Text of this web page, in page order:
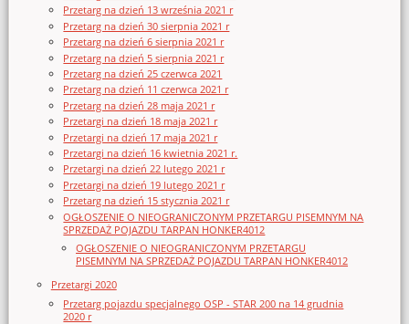
Przetarg na dzień 13 września 2021 r
Przetarg na dzień 30 sierpnia 2021 r
Przetarg na dzień 6 sierpnia 2021 r
Przetarg na dzień 5 sierpnia 2021 r
Przetarg na dzień 25 czerwca 2021
Przetarg na dzień 11 czerwca 2021 r
Przetarg na dzień 28 maja 2021 r
Przetargi na dzień 18 maja 2021 r
Przetargi na dzień 17 maja 2021 r
Przetargi na dzień 16 kwietnia 2021 r.
Przetargi na dzień 22 lutego 2021 r
Przetargi na dzień 19 lutego 2021 r
Przetarg na dzień 15 stycznia 2021 r
OGŁOSZENIE O NIEOGRANICZONYM PRZETARGU PISEMNYM NA
SPRZEDAŻ POJAZDU TARPAN HONKER4012
OGŁOSZENIE O NIEOGRANICZONYM PRZETARGU
PISEMNYM NA SPRZEDAŻ POJAZDU TARPAN HONKER4012
Przetargi 2020
Przetarg pojazdu specjalnego OSP - STAR 200 na 14 grudnia
2020 r